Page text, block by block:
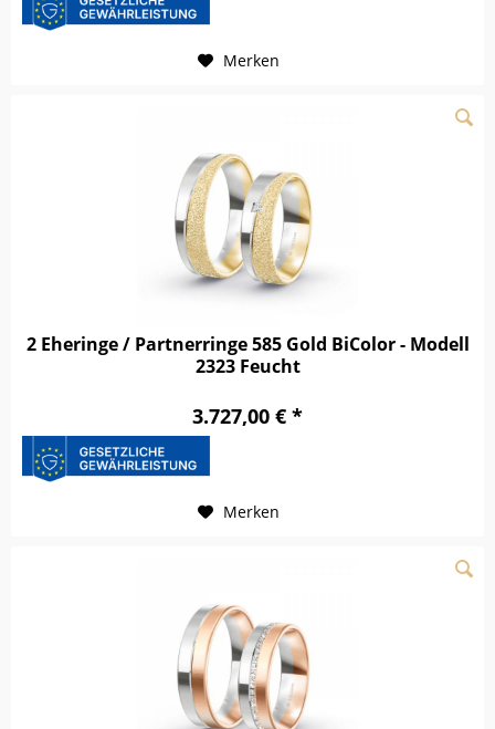
Merken
2 Eheringe / Partnerringe 585 Gold BiColor - Modell
2323 Feucht
3.727,00 € *
Merken